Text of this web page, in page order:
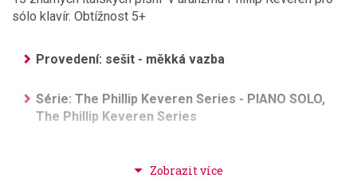
sólo klavír. Obtížnost 5+
Provedení: sešit - měkká vazba
Série: The Phillip Keveren Series - PIANO SOLO,
The Phillip Keveren Series